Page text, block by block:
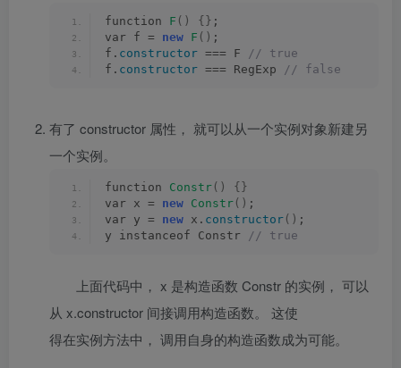
function F () {} ;
var f = new F () ;
f. constructor === F // true
f. constructor === RegExp // false
有了 constructor 属性， 就可以从一个实例对象新建另
一个实例。
function Constr ()
{}
var x = new Constr () ;
var y = new x. constructor () ;
y instanceof Constr // true
上面代码中， x 是构造函数 Constr 的实例， 可以
从 x.constructor 间接调用构造函数。 这使
得在实例方法中， 调用自身的构造函数成为可能。